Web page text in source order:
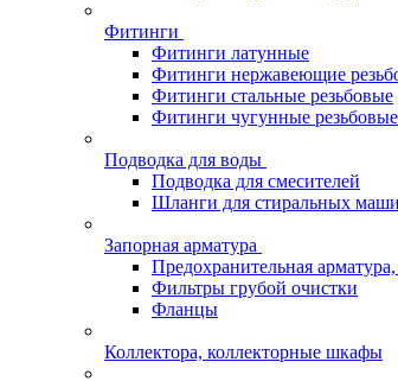
Фитинги
Фитинги латунные
Фитинги нержавеющие
Фитинги стальные резьбовые
Фитинги чугунные резьбовые
Подводка для воды
Подводка для смесителей
Шланги для стиральных
Запорная арматура
Предохранительная
Фильтры грубой очистки
Фланцы
Коллектора, коллекторные шкафы